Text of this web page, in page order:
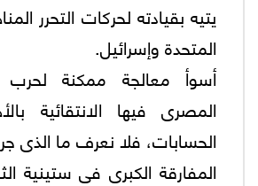
يتيه بقيادته لحركات التحرر
المتحدة وإسرائيل.
أسوأ معالجة ممكنة لحرب
المصرى فيها الانتقائية
الحسابات، فلا نعرف ما الذى
المفارقة الكبرى فى ستينية